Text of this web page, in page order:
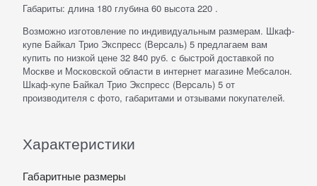
Габариты: длина 180 глубина 60 высота 220 .
Возможно изготовление по индивидуальным размерам. Шкаф-
купе Байкал Трио Экспресс (Версаль) 5 предлагаем вам
купить по низкой цене 32 840 руб. с быстрой доставкой по
Москве и Московской области в интернет магазине Мебсалон.
Шкаф-купе Байкал Трио Экспресс (Версаль) 5 от
производителя с фото, габаритами и отзывами покупателей.
Характеристики
Габаритные размеры